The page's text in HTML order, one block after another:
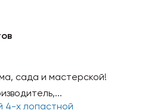
сада и мастерской!